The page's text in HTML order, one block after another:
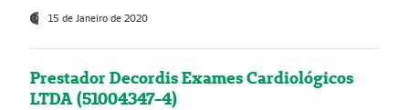
15 de Janeiro de 2020
Prestador Decordis Exames Cardiológicos
LTDA (51004347-4)